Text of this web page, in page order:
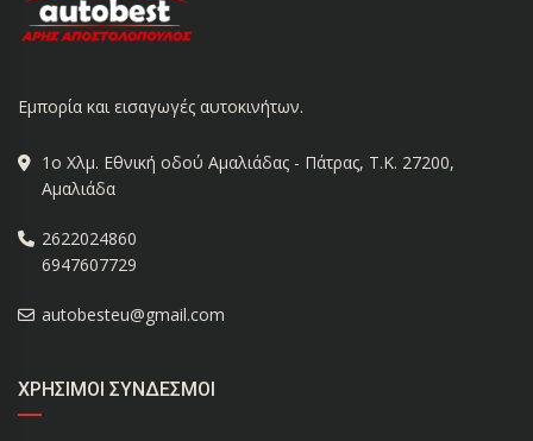
Εμπορία και εισαγωγές αυτοκινήτων.
1ο Χλμ. Εθνική οδού Αμαλιάδας - Πάτρας, Τ.Κ. 27200,
Αμαλιάδα
2622024860
6947607729
autobesteu@gmail.com
ΧΡΉΣΙΜΟΙ ΣΎΝΔΕΣΜΟΙ